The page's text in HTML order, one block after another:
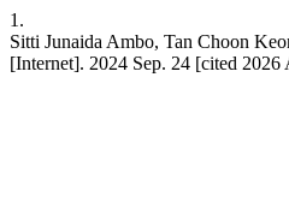
1.
Sitti Junaida Ambo, Tan Choon
[Internet]. 2024 Sep. 24 [cited